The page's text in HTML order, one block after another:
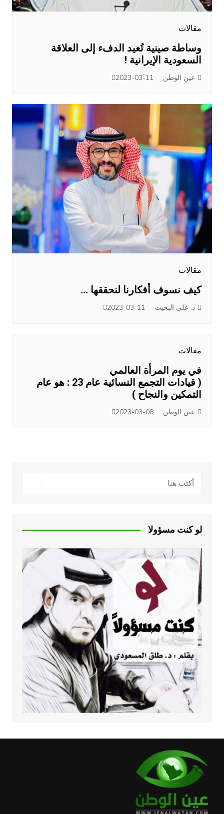
مقالات
وساطة صينية تُعيد الدفء إلى العلاقة
السعودية الإيرانية !
عين الوطن 2023-03-11
مقالات
كيف نسوف أفكارنا لنحققها …
د. علي البخيت 2023-03-11
مقالات
في يوم المرأة العالمي
( قيادات التجمع النسائية عام 23 : هو عام
التمكين والنجاح )
عين الوطن 2023-03-08
لو كنت مسؤولا